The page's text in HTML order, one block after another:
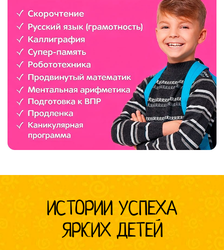
ИСТОРИИ УСПЕХА
ЯРКИХ ДЕТЕЙ